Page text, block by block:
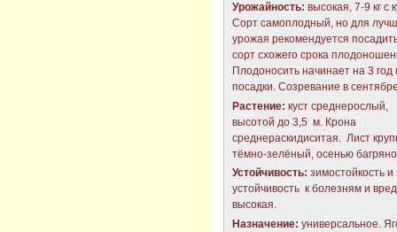
Урожайность: высокая, 7-9 кг с
Сорт самоплодный, но для
урожая рекомендуется
сорт схожего срока
Плодоносить начинает на 3 год
посадки. Созревание в
Растение: куст среднерослый,
высотой до 3,5 м. Крона
среднераскидиситая. Лист
тёмно-зелёный, осенью
Устойчивость: зимостойкость и
устойчивость к болезням и
высокая.
Назначение: универсальное.